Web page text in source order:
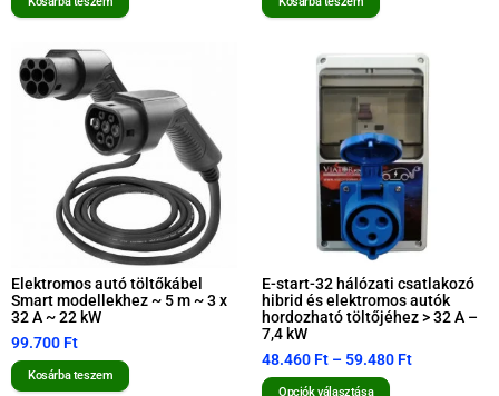
Elektromos autó töltőkábel
Smart modellekhez ~ 5 m ~ 3 x
32 A ~ 22 kW
99.700 Ft
Kosárba teszem
E-start-32 hálózati csatlakozó
hibrid és elektromos autók
hordozható töltőjéhez > 32 A –
7,4 kW
48.460 Ft – 59.480 Ft
Opciók választása